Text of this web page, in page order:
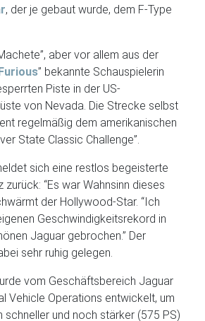
, der je gebaut wurde, dem F-Type
aber vor allem aus der
” bekannte Schauspielerin
Piste in der US-
von Nevada. Die Strecke selbst
regelmäßig dem amerikanischen
State Classic Challenge”.
sich eine restlos begeisterte
zurück: “Es war Wahnsinn dieses
der Hollywood-Star. “Ich
Geschwindigkeitsrekord in
Jaguar gebrochen.” Der
sehr ruhig gelegen.
vom Geschäftsbereich Jaguar
Vehicle Operations entwickelt, um
schneller und noch stärker (575 PS)